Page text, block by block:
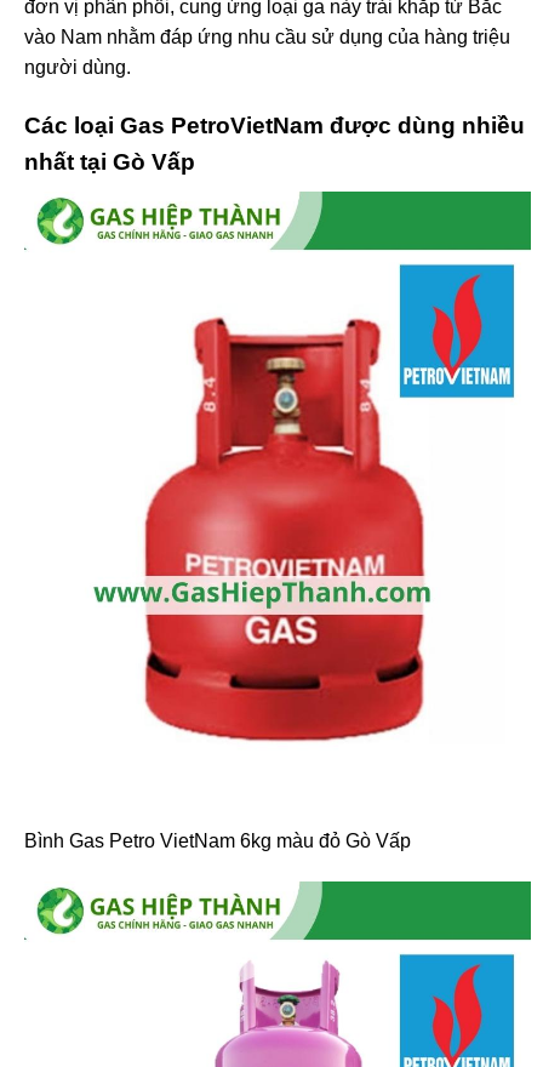
đơn vị phân phối, cung ứng loại ga này trải khắp từ Bắc
vào Nam nhằm đáp ứng nhu cầu sử dụng của hàng triệu
người dùng.
Các loại Gas PetroVietNam được dùng nhiều
nhất tại Gò Vấp
Bình Gas Petro VietNam 6kg màu đỏ Gò Vấp